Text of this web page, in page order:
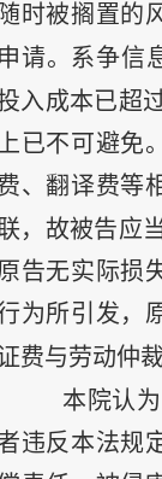
时被搁置的
请。系争信
入成本已超
已不可避免
、翻译费等
，故被告应
告无实际损
为所引发，
费与劳动仲
本院认
违反本法规